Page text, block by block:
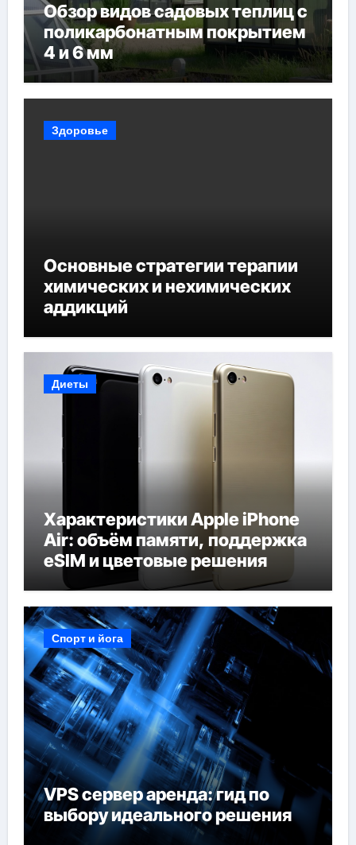
Обзор видов садовых теплиц с
поликарбонатным покрытием
4 и 6 мм
Здоровье
Основные стратегии терапии
химических и нехимических
аддикций
Диеты
Характеристики Apple iPhone
Air: объём памяти, поддержка
eSIM и цветовые решения
Спорт и йога
VPS сервер аренда: гид по
выбору идеального решения